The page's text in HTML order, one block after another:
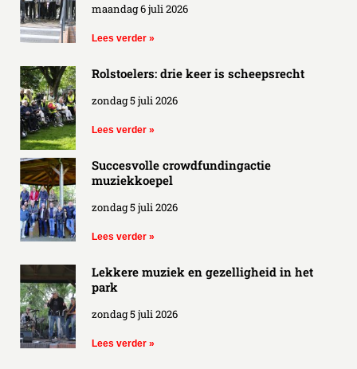
maandag 6 juli 2026
Lees verder »
Rolstoelers: drie keer is scheepsrecht
zondag 5 juli 2026
Lees verder »
Succesvolle crowdfundingactie
muziekkoepel
zondag 5 juli 2026
Lees verder »
Lekkere muziek en gezelligheid in het
park
zondag 5 juli 2026
Lees verder »